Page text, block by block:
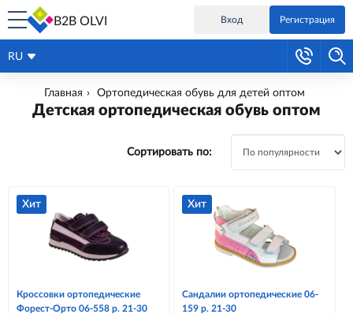
B2B OLVI Вход Регистрация
RU
Главная Ортопедическая обувь для детей оптом
Детская ортопедическая обувь оптом
Сортировать по:
Хит
Кроссовки ортопедические
Форест-Орто 06-558 р. 21-30
Хит
Сандалии ортопедические 06-
159 р. 21-30